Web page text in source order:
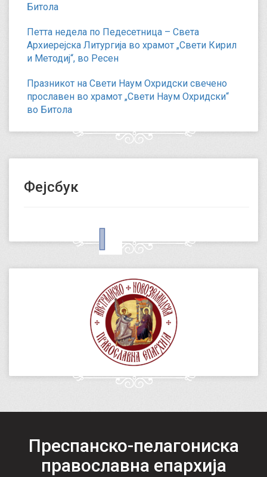
Битола
Петта недела по Педесетница – Света
Архиерејска Литургија во храмот „Свети Кирил
и Методиј“, во Ресен
Празникот на Свети Наум Охридски свечено
прославен во храмот „Свети Наум Охридски“
во Битола
Фејсбук
Преспанско-пелагониска
православна епархија